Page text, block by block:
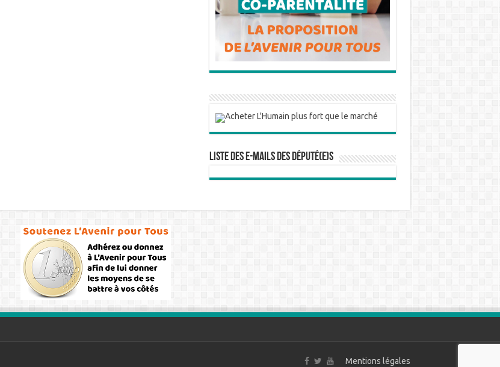
Liste des e-mails des député(e)s
Mentions légales